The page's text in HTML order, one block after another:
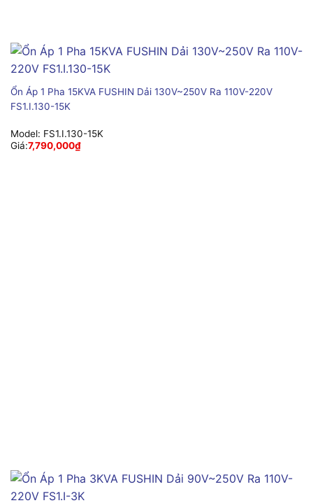
Ổn Áp 1 Pha 15KVA FUSHIN Dải 130V~250V Ra 110V-220V
FS1.I.130-15K
Model: FS1.I.130-15K
Giá:7,790,000₫